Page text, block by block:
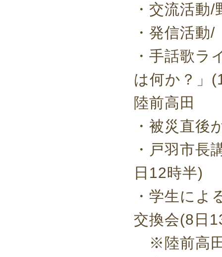
・交流活動
・発信活動
・手話歌ラ
は何か？」
陸前高田
・被災直後
・戸羽市長
日12時半)
・学生によ
交換会(8日
※陸前高田